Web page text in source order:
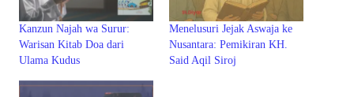
Kanzun Najah wa Surur:
Warisan Kitab Doa dari
Ulama Kudus
Menelusuri Jejak Aswaja ke
Nusantara: Pemikiran KH.
Said Aqil Siroj